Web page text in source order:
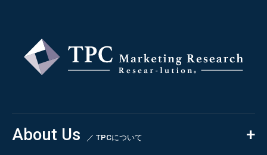
About Us ／ TPCについて